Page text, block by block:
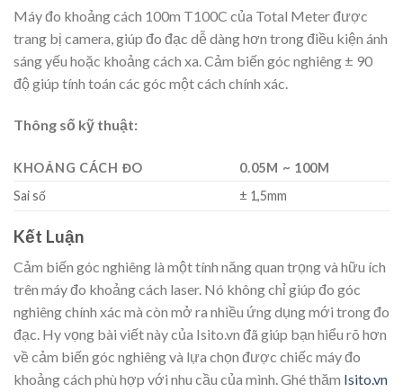
Máy đo khoảng cách 100m T100C của Total Meter được
trang bị camera, giúp đo đạc dễ dàng hơn trong điều kiện ánh
sáng yếu hoặc khoảng cách xa. Cảm biến góc nghiêng ± 90
độ giúp tính toán các góc một cách chính xác.
Thông số kỹ thuật:
KHOẢNG CÁCH ĐO
0.05M ~ 100M
Sai số
± 1,5mm
Kết Luận
Cảm biến góc nghiêng là một tính năng quan trọng và hữu ích
trên máy đo khoảng cách laser. Nó không chỉ giúp đo góc
nghiêng chính xác mà còn mở ra nhiều ứng dụng mới trong đo
đạc. Hy vọng bài viết này của Isito.vn đã giúp bạn hiểu rõ hơn
về cảm biến góc nghiêng và lựa chọn được chiếc máy đo
khoảng cách phù hợp với nhu cầu của mình. Ghé thăm Isito.vn